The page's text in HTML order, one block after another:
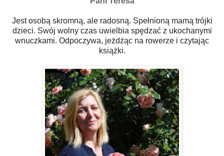
Jest osobą skromną, ale radosną. Spełnioną mamą trójki
dzieci. Swój wolny czas uwielbia spędzać z ukochanymi
wnuczkami. Odpoczywa, jeżdżąc na rowerze i czytając
książki.